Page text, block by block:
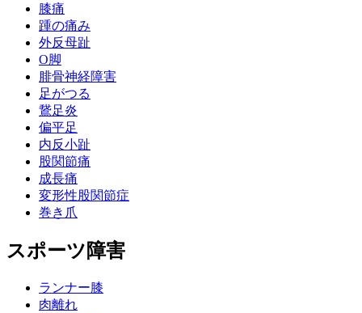
膝痛
踵の痛み
外反母趾
О脚
腓骨神経障害
足がつる
鵞足炎
偏平足
内反小趾
股関節痛
成長痛
変形性股関節症
巻き爪
スポーツ障害
ランナー膝
肉離れ